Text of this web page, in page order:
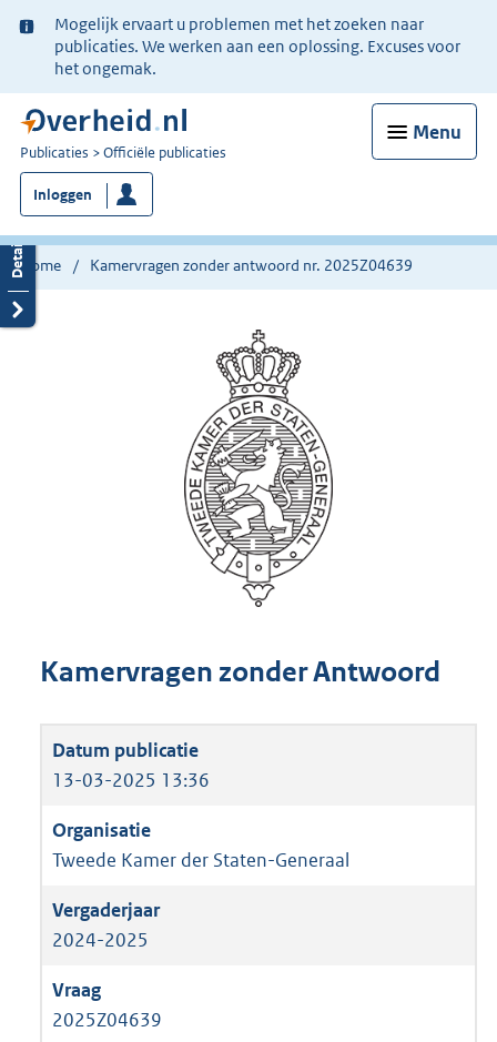
Ter
informatie:
Mogelijk ervaart u problemen met het zoeken naar
publicaties. We werken aan een oplossing. Excuses voor
het ongemak.
Menu
U
bent
nu
hier:
Publicaties Officiële publicaties
Inloggen
Home Kamervragen zonder antwoord nr. 2025Z04639
Kamervragen zonder Antwoord
13-03-2025 13:36
Tweede Kamer der Staten-Generaal
2024-2025
2025Z04639